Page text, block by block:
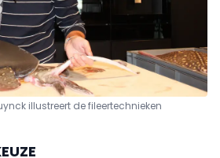
illustreert de fileertechnieken